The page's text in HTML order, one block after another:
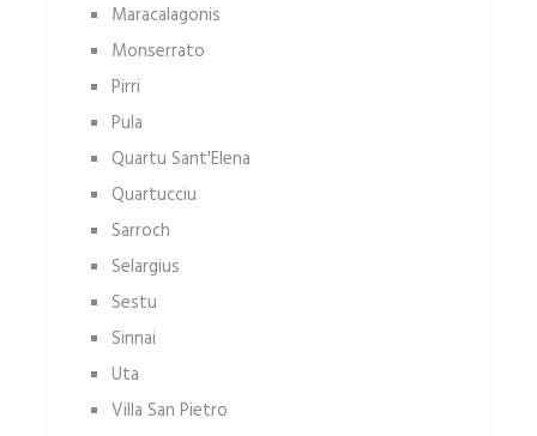
Maracalagonis
Monserrato
Pirri
Pula
Quartu Sant'Elena
Quartucciu
Sarroch
Selargius
Sestu
Sinnai
Uta
Villa San Pietro